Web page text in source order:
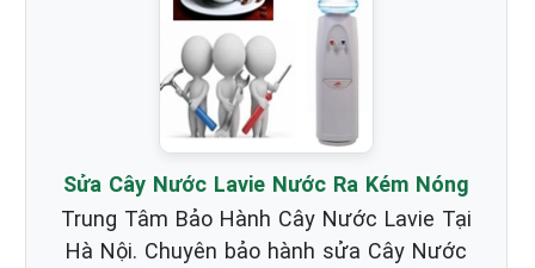
Sửa Cây Nước Lavie Nước Ra Kém Nóng
Trung Tâm Bảo Hành Cây Nước Lavie Tại
Hà Nội. Chuyên bảo hành sửa Cây Nước